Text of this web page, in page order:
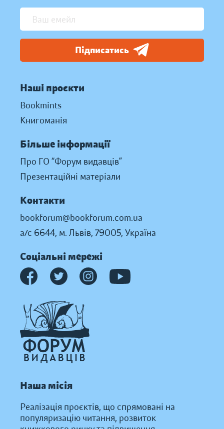
Підписатись
Наші проєкти
Bookmints
Книгоманія
Більше інформації
Про ГО “Форум видавців”
Презентаційні матеріали
Контакти
bookforum@bookforum.com.ua
а/с 6644, м. Львів, 79005, Україна
Соціальні мережі
Наша місія
Реалізація проєктів, що спрямовані на
популяризацію читання, розвиток